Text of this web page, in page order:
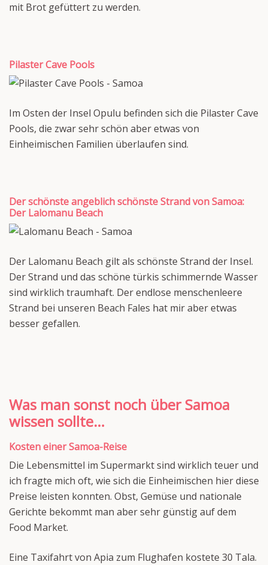
mit Brot gefüttert zu werden.
Pilaster Cave Pools
Im Osten der Insel Opulu befinden sich die Pilaster Cave
Pools, die zwar sehr schön aber etwas von
Einheimischen Familien überlaufen sind.
Der schönste angeblich schönste Strand von Samoa:
Der Lalomanu Beach
Der Lalomanu Beach gilt als schönste Strand der Insel.
Der Strand und das schöne türkis schimmernde Wasser
sind wirklich traumhaft. Der endlose menschenleere
Strand bei unseren Beach Fales hat mir aber etwas
besser gefallen.
Was man sonst noch über Samoa
wissen sollte…
Kosten einer Samoa-Reise
Die Lebensmittel im Supermarkt sind wirklich teuer und
ich fragte mich oft, wie sich die Einheimischen hier diese
Preise leisten konnten. Obst, Gemüse und nationale
Gerichte bekommt man aber sehr günstig auf dem
Food Market.
Eine Taxifahrt von Apia zum Flughafen kostete 30 Tala.